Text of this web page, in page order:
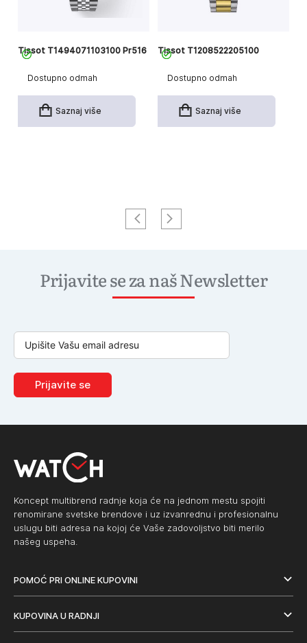
Dostupno odmah
Tissot T1494071103100 Pr516
Saznaj više
Dostupno odmah
Tissot T1208522205100
Saznaj više
Prijavite se za naš Newsletter
Prijavite se
Koncept multibrend radnje koja će na jednom mestu spojiti
renomirane svetske brendove i uz izvanrednu i profesionalnu
uslugu biti adresa na kojoj će Vaše zadovoljstvo biti merilo
našeg uspeha.
POMOĆ PRI ONLINE KUPOVINI
KUPOVINA U RADNJI